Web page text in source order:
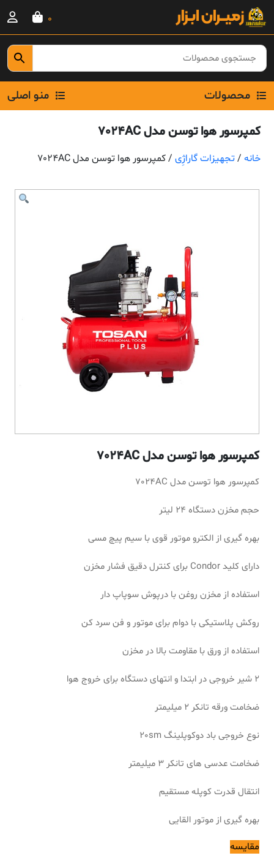
Skip
content
0
محصولات منو اصلی
کمپرسور هوا توسن مدل 7024AC
خانه /تجهیزات گاراژِی / کمپرسور هوا توسن مدل 7024AC
کمپرسور هوا توسن مدل 7024AC
کمپرسور هوا توسن مدل 7024AC
حجم مخزن دستگاه 24 لیتر
بهره گیری از الکترو موتور قوی با سیم پیچ مسی
دارای کلید Condor برای کنترل دقیق فشار مخزن
استفاده از مخزن روغن با درپوش سوپاپ دار
روکش پلاستیکی با دوام برای موتور و فن سرد کن
استفاده از ورق با مقاومت بالا در مخزن
2 شیر خروجی در ابتدا و انتهای دستگاه برای خروج هوا
ضخامت ورقه تانکر 2 میلیمتر
نوع خروجی باد دوکوپلینگ 20sm
ضخامت عدسی های تانکر 3 میلیمتر
انتقال قدرت کوپله مستقیم
بهره گیری از موتور القایی
مقایسه